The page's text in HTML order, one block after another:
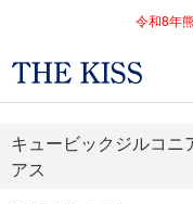
令和8年
キュービックジルコ
アス